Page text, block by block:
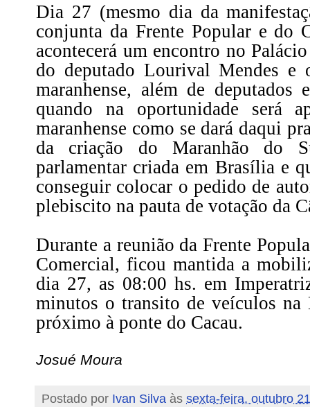
Dia 27 (mesmo dia da
conjunta da Frente Popular e do
acontecerá um encontro no
do deputado Lourival Mendes e
maranhense, além de deputados
quando na oportunidade será
maranhense como se dará daqui
da criação do Maranhão do
parlamentar criada em Brasília e
conseguir colocar o pedido de
plebiscito na pauta de votação da
Durante a reunião da Frente
Comercial, ficou mantida a
dia 27, as 08:00 hs. em
minutos o transito de veículos na
próximo à ponte do Cacau.
Josué Moura
Postado por Ivan Silva às sexta-feira, outubro